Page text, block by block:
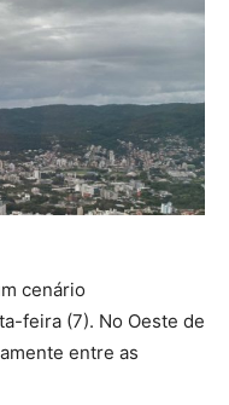
cenário
feira (7). No Oeste de
entre as